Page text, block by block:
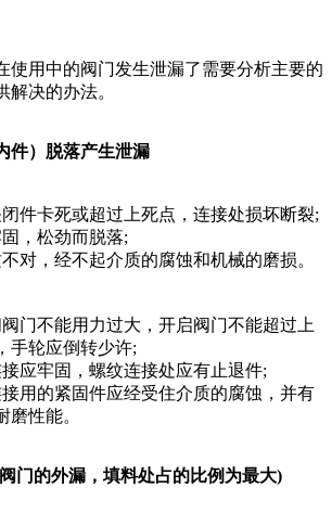
使用中的阀门发生泄漏了需要分析主要的
解决的办法。
件） 脱落产生泄漏
件卡死或超过上死点，连接处损坏断裂;
，松劲而脱落;
对，经不起介质的腐蚀和机械的磨损。
门不能用力过大，开启阀门不能超过上
手轮应倒转少许;
应牢固，螺纹连接处应有止退件;
用的紧固件应经受住介质的腐蚀，并有
磨性能。
门的外漏，填料处占的比例为最大)